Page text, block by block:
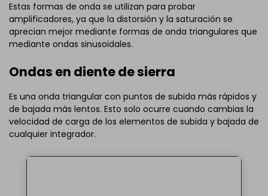
Estas formas de onda se utilizan para probar
amplificadores, ya que la distorsión y la saturación se
aprecian mejor mediante formas de onda triangulares que
mediante ondas sinusoidales.
Ondas en diente de sierra
Es una onda triangular con puntos de subida más rápidos y
de bajada más lentos. Esto solo ocurre cuando cambias la
velocidad de carga de los elementos de subida y bajada de
cualquier integrador.